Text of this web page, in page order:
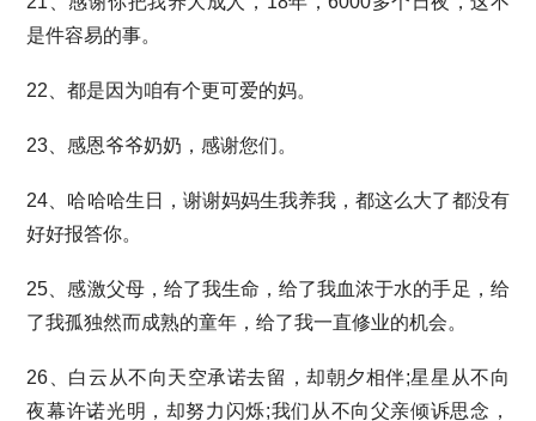
是件容易的事。
22、都是因为咱有个更可爱的妈。
23、感恩爷爷奶奶，感谢您们。
24、哈哈哈生日，谢谢妈妈生我养我，都这么大了都没有
好好报答你。
25、感激父母，给了我生命，给了我血浓于水的手足，给
了我孤独然而成熟的童年，给了我一直修业的机会。
26、白云从不向天空承诺去留，却朝夕相伴;星星从不向
夜幕许诺光明，却努力闪烁;我们从不向父亲倾诉思念，